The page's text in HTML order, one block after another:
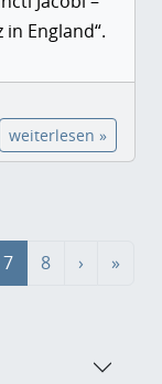
England“.
weiterlesen »
7 8 › »